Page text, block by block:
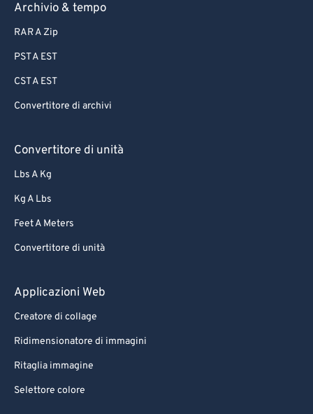
Archivio & tempo
RAR A Zip
PST A EST
CST A EST
Convertitore di archivi
Convertitore di unità
Lbs A Kg
Kg A Lbs
Feet A Meters
Convertitore di unità
Applicazioni Web
Creatore di collage
Ridimensionatore di immagini
Ritaglia immagine
Selettore colore